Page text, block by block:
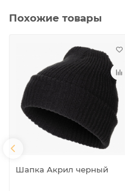
Похожие товары
Шапка Акрил черный